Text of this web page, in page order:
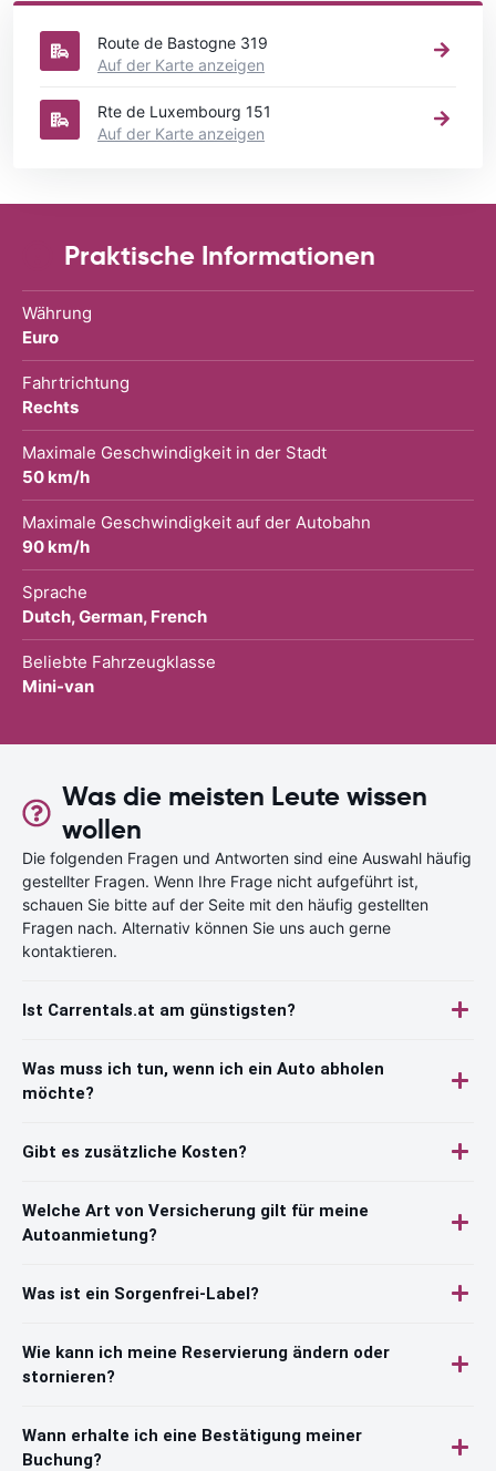
in welcher Stadt in Belgien Sie Ihr Fahrzeug mieten wollen.
Route de Bastogne 319
Auf der Karte anzeigen
Rte de Luxembourg 151
Auf der Karte anzeigen
Praktische Informationen
Währung
Euro
Fahrtrichtung
Rechts
Maximale Geschwindigkeit in der Stadt
50 km/h
Maximale Geschwindigkeit auf der Autobahn
90 km/h
Sprache
Dutch, German, French
Beliebte Fahrzeugklasse
Mini-van
Was die meisten Leute wissen
wollen
Die folgenden Fragen und Antworten sind eine Auswahl häufig
gestellter Fragen. Wenn Ihre Frage nicht aufgeführt ist,
schauen Sie bitte auf der Seite mit den häufig gestellten
Fragen nach. Alternativ können Sie uns auch gerne
kontaktieren.
Ist Carrentals.at am günstigsten?
Was muss ich tun, wenn ich ein Auto abholen
möchte?
Gibt es zusätzliche Kosten?
Welche Art von Versicherung gilt für meine
Autoanmietung?
Was ist ein Sorgenfrei-Label?
Wie kann ich meine Reservierung ändern oder
stornieren?
Wann erhalte ich eine Bestätigung meiner
Buchung?